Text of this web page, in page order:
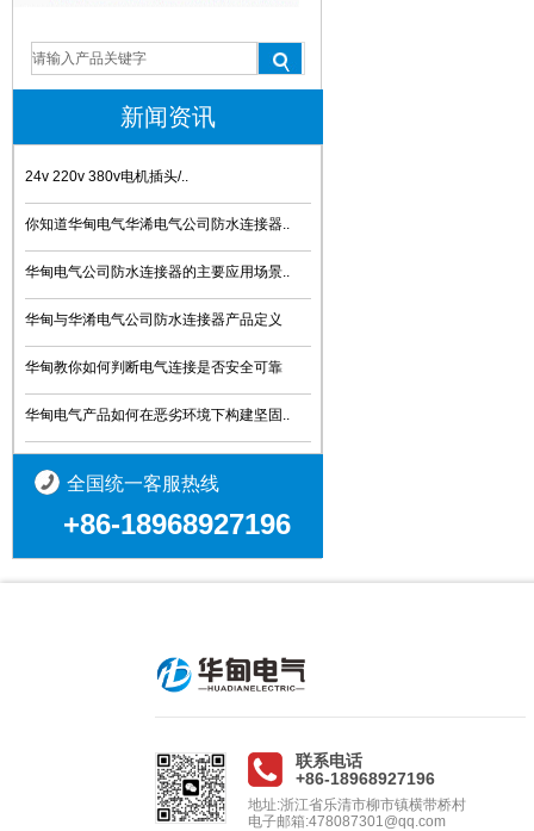
新闻资讯
24v 220v 380v电机插头/..
你知道华甸电气华浠电气公司防水连接器..
华甸电气公司防水连接器的主要应用场景..
华甸与华淆电气公司防水连接器产品定义
华甸教你如何判断电气连接是否安全可靠
华甸电气产品如何在恶劣环境下构建坚固..
全国统一客服热线
+86-18968927196
联系电话
+86-18968927196
地址:浙江省乐清市柳市镇横带桥村
电子邮箱:478087301@qq.com